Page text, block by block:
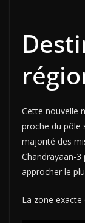
Cette nouvelle
proche du pôle
majorité des
Chandrayaan-3
approcher le
La zone exacte